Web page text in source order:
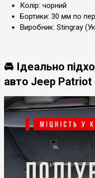
Колір: чорний
Бортики: 30 мм по
Виробник: Stingray
🚘 Ідеально
авто Jeep